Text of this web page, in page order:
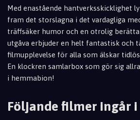
Med enastående hantverksskicklighet
fram det storslagna i det vardagliga
träffsäker humor och en otrolig
utgåva erbjuder en helt fantastisk och
filmupplevelse för alla som älskar
En klockren samlarbox som gör sig
i hemmabion!
Följande filmer ingår i